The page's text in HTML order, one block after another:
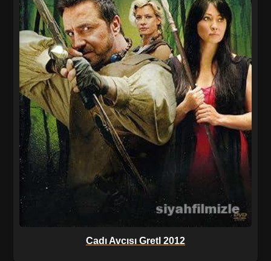
Cadı Avcısı Gretl 2012